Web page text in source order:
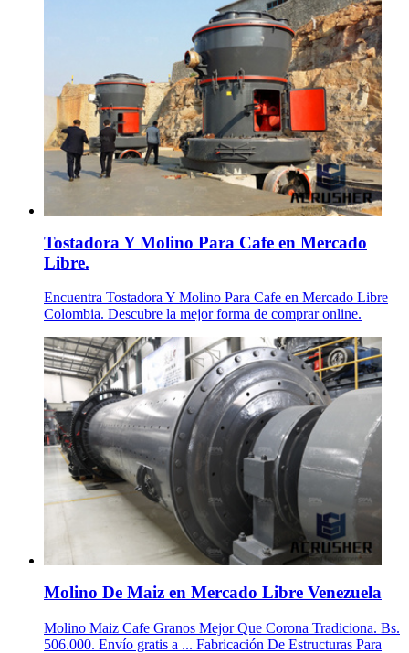
Tostadora Y Molino Para Cafe en Mercado
Libre.
Encuentra Tostadora Y Molino Para Cafe en Mercado Libre
Colombia. Descubre la mejor forma de comprar online.
Molino De Maiz en Mercado Libre Venezuela
Molino Maiz Cafe Granos Mejor Que Corona Tradiciona. Bs.
506.000. Envío gratis a ... Fabricación De Estructuras Para